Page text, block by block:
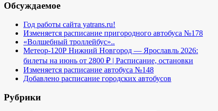
Обсуждаемое
Год работы сайта yatrans.ru!
Изменяется расписание пригородного автобуса №178
«Волшебный троллейбус»..
Метеор-120Р Нижний Новгород — Ярославль 2026:
билеты на июнь от 2800 ₽ | Расписание, остановки
Изменяется расписание автобуса №148
Добавлено расписание городских автобусов
Рубрики